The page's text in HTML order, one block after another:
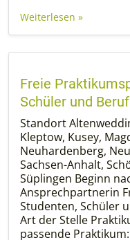
Weiterlesen »
Freie
Schüler und
Standort
Kleptow, Kusey,
Neuhardenberg,
Sachsen-Anhalt,
Süplingen Beginn
Ansprechpartnerin
Studenten, Schüler
Art der Stelle
passende